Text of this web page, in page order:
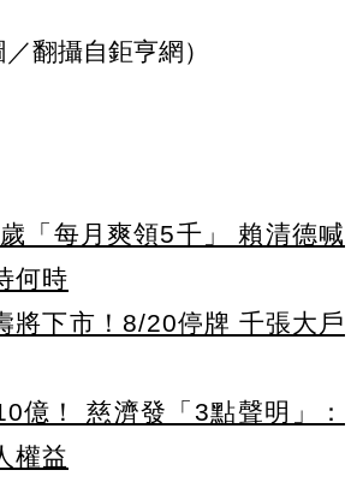
翻攝自鉅亨網）
「每月爽領5千」 賴清德喊
何時
將下市！8/20停牌 千張大戶
億！ 慈濟發「3點聲明」：
權益